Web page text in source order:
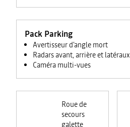
Pack Parking
Avertisseur d'angle mort
Radars avant, arrière et latéraux
Caméra multi-vues
Roue de
secours
galette